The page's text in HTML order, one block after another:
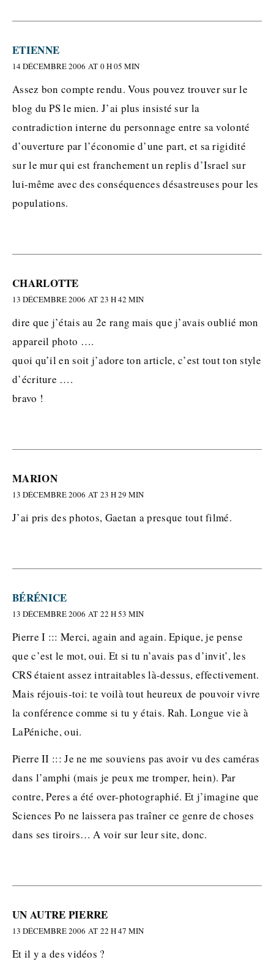
ETIENNE
14 DÉCEMBRE 2006 AT 0 H 05 MIN
Assez bon compte rendu. Vous pouvez trouver sur le
blog du PS le mien. J’ai plus insisté sur la
contradiction interne du personnage entre sa volonté
d’ouverture par l’économie d’une part, et sa rigidité
sur le mur qui est franchement un replis d’Israel sur
lui-même avec des conséquences désastreuses pour les
populations.
CHARLOTTE
13 DÉCEMBRE 2006 AT 23 H 42 MIN
dire que j’étais au 2e rang mais que j’avais oublié mon
appareil photo ….
quoi qu’il en soit j’adore ton article, c’est tout ton style
d’écriture ….
bravo !
MARION
13 DÉCEMBRE 2006 AT 23 H 29 MIN
J’ai pris des photos, Gaetan a presque tout filmé.
BÉRÉNICE
13 DÉCEMBRE 2006 AT 22 H 53 MIN
Pierre I ::: Merci, again and again. Epique, je pense
que c’est le mot, oui. Et si tu n’avais pas d’invit’, les
CRS étaient assez intraitables là-dessus, effectivement.
Mais réjouis-toi: te voilà tout heureux de pouvoir vivre
la conférence comme si tu y étais. Rah. Longue vie à
LaPéniche, oui.
Pierre II ::: Je ne me souviens pas avoir vu des caméras
dans l’amphi (mais je peux me tromper, hein). Par
contre, Peres a été over-photographié. Et j’imagine que
Sciences Po ne laissera pas traîner ce genre de choses
dans ses tiroirs… A voir sur leur site, donc.
UN AUTRE PIERRE
13 DÉCEMBRE 2006 AT 22 H 47 MIN
Et il y a des vidéos ?